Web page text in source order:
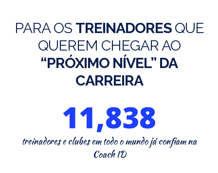
PARA OS TREINADORES QUE
QUEREM CHEGAR AO
“PRÓXIMO NÍVEL” DA
CARREIRA
11,980
treinadores e clubes em todo o mundo já confiam na
Coach ID